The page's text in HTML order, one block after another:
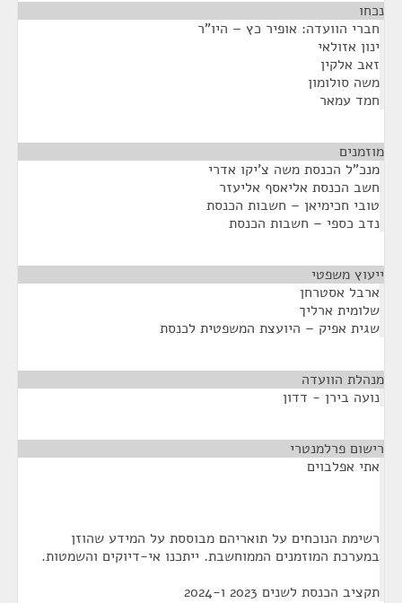
נכחו
חברי הוועדה: אופיר כץ – היו"ר
ינון אזולאי
זאב אלקין
משה סולומון
חמד עמאר
מוזמנים
מנכ"ל הכנסת משה צ'יקו אדרי
חשב הכנסת אליאסף אליעזר
טובי חכימיאן – חשבות הכנסת
נדב כספי – חשבות הכנסת
ייעוץ משפטי
ארבל אסטרחן
שלומית ארליך
שגית אפיק – היועצת המשפטית לכנסת
מנהלת הוועדה
נועה בירן - דדון
רישום פרלמנטרי
אתי אפלבוים
רשימת הנוכחים על תואריהם מבוססת על המידע שהוזן
במערכת המוזמנים הממוחשבת. ייתכנו אי-דיוקים והשמטות.
תקציב הכנסת לשנים 2023 ו-2024